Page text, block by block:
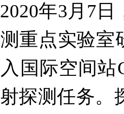
年3月7日
重点实验室
国际空间站
探测任务。